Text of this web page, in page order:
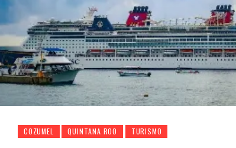
COZUMEL QUINTANA ROO TURISMO